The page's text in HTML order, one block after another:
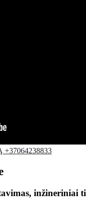
inžineriniai